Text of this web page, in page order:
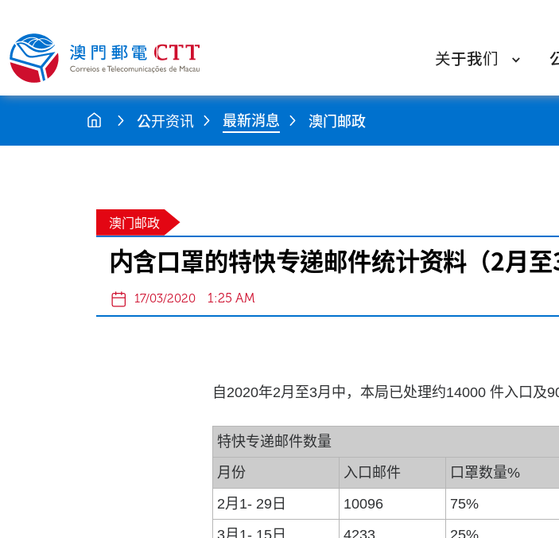
关于我们
公开资讯 最新消息 澳门邮政
澳门邮政
内含口罩的特快专递邮件统计资料（2月至
17/03/2020 1:25 AM
自2020年2月至3月中，本局已处理约14000 件入口及
特快专递邮件数量
月份
入口邮件 口罩数量%
2月1- 29日
10096 75%